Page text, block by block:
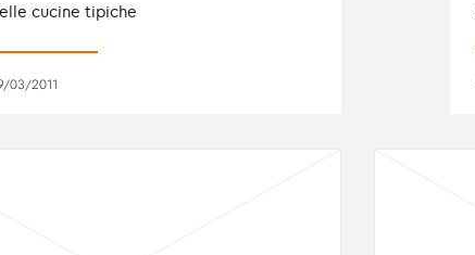
cucine tipiche
03/2011